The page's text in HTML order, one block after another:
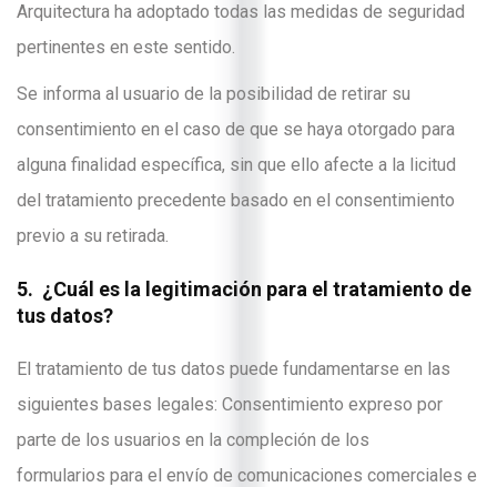
Arquitectura ha adoptado todas las medidas de seguridad
pertinentes en este sentido.
Se informa al usuario de la posibilidad de retirar su
consentimiento en el caso de que se haya otorgado para
alguna finalidad específica, sin que ello afecte a la licitud
del tratamiento precedente basado en el consentimiento
previo a su retirada.
5. ¿Cuál es la legitimación para el tratamiento de
tus datos?
El tratamiento de tus datos puede fundamentarse en las
siguientes bases legales: Consentimiento expreso por
parte de los usuarios en la compleción de los
formularios para el envío de comunicaciones comerciales e